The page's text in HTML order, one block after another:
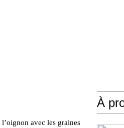
avec les graines
À